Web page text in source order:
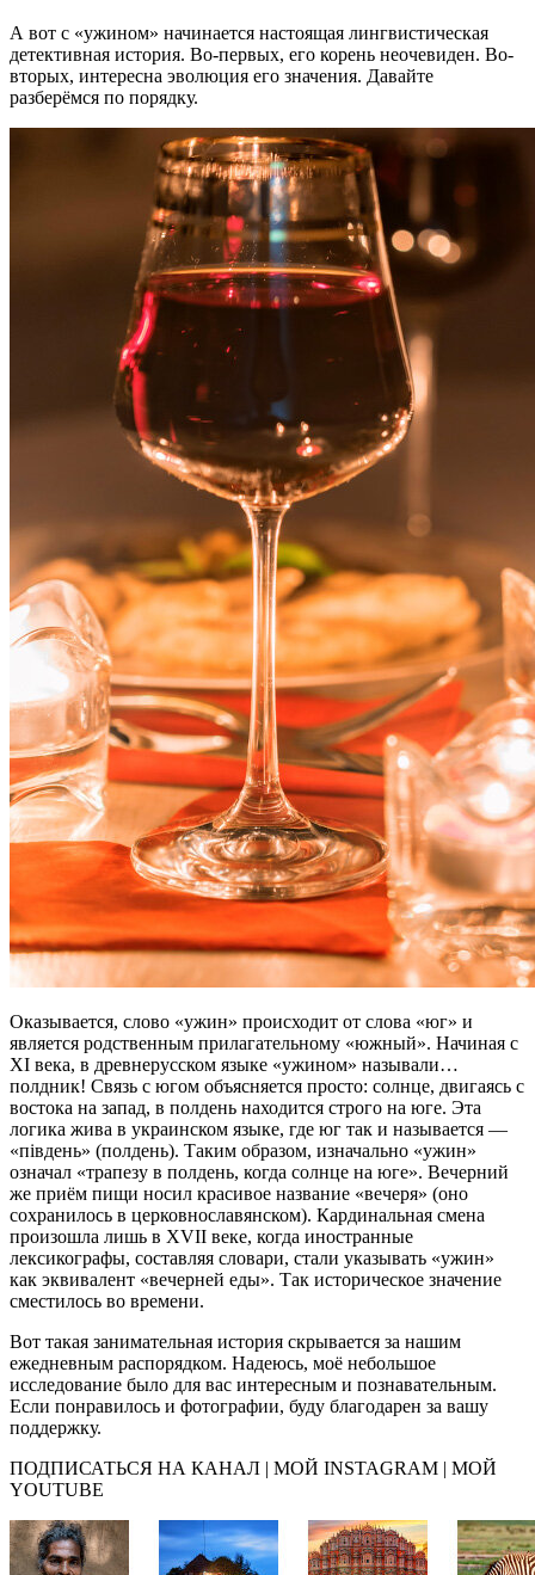
А вот с «ужином» начинается настоящая лингвистическая
детективная история. Во-первых, его корень неочевиден. Во-
вторых, интересна эволюция его значения. Давайте
разберёмся по порядку.
Оказывается, слово «ужин» происходит от слова «юг» и
является родственным прилагательному «южный». Начиная с
XI века, в древнерусском языке «ужином» называли…
полдник! Связь с югом объясняется просто: солнце, двигаясь с
востока на запад, в полдень находится строго на юге. Эта
логика жива в украинском языке, где юг так и называется —
«пiвдень» (полдень). Таким образом, изначально «ужин»
означал «трапезу в полдень, когда солнце на юге». Вечерний
же приём пищи носил красивое название «вечеря» (оно
сохранилось в церковнославянском). Кардинальная смена
произошла лишь в XVII веке, когда иностранные
лексикографы, составляя словари, стали указывать «ужин»
как эквивалент «вечерней еды». Так историческое значение
сместилось во времени.
Вот такая занимательная история скрывается за нашим
ежедневным распорядком. Надеюсь, моё небольшое
исследование было для вас интересным и познавательным.
Если понравилось и фотографии, буду благодарен за вашу
поддержку.
ПОДПИСАТЬСЯ НА КАНАЛ | МОЙ INSTAGRAM | МОЙ
YOUTUBE